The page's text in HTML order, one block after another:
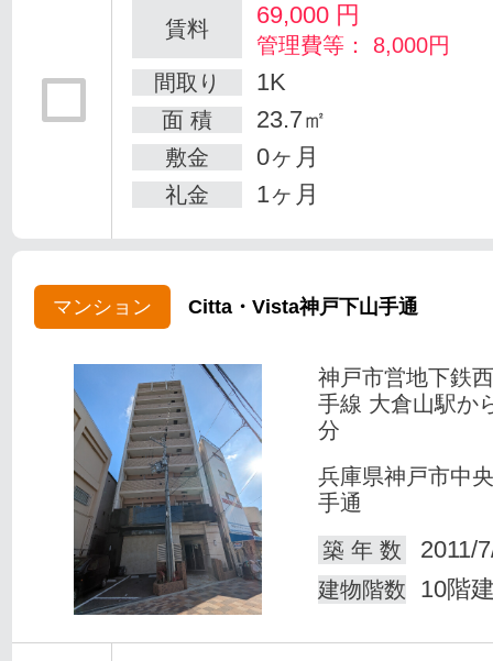
賃料 69,000 円
管理費等： 8,000円
間取り
1K
面 積 23.7㎡
敷金 0ヶ月
礼金 1ヶ月
マンション Citta・Vista神戸下山手通
神戸市営地下鉄
手線 大倉山駅か
分
兵庫県神戸市中
手通
築 年 数
2011/
建物階数 10階